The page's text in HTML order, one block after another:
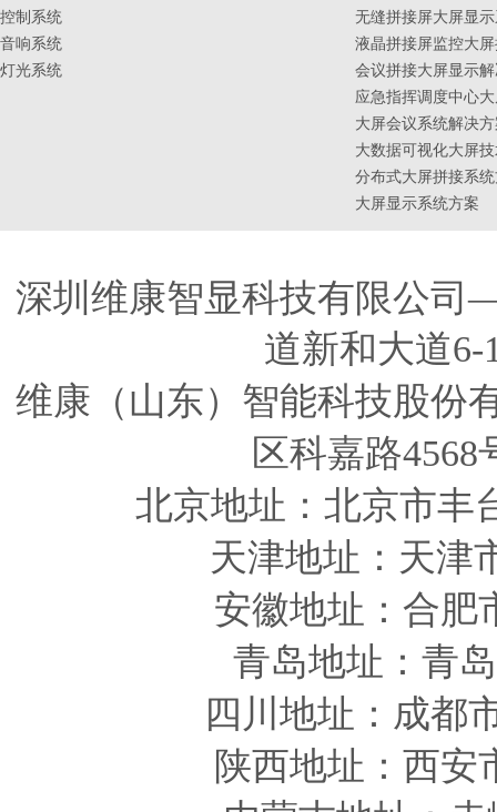
控制系统
音响系统
灯光系统
无缝拼接屏大屏显
液晶拼接屏监控大
会议拼接大屏显示
应急指挥调度中心
大屏会议系统解决
大数据可视化大屏
分布式大屏拼接系
大屏显示系统方案
深圳维康智显科技有限公
道新和大道6-
维康（山东）智能科技股
区科嘉路
北京地址：北京市丰
天津地址 ：天津
安徽地址 ：合
青岛地址 ：青
四川 地址 ：成都
陕西地址 ：西